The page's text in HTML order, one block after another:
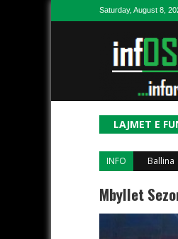
Skip to contentSaturday, August 8,
LAJMET E
INFO Ballina
Mbyllet